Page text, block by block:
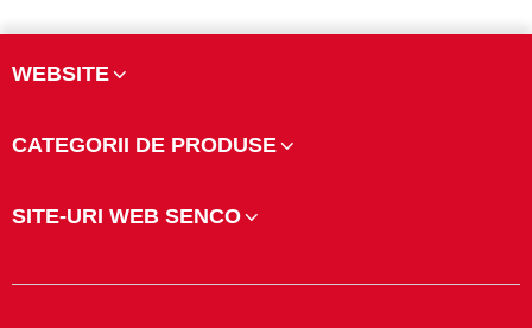
WEBSITE
CATEGORII DE PRODUSE
SITE-URI WEB SENCO